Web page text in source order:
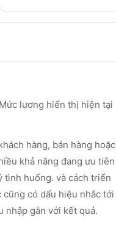
lương hiển thị hiện tại
hàng, bán hàng hoặc
khả năng đang ưu tiên
tình huống. và cách triển
có dấu hiệu nhắc tới
nhập gắn với kết quả.